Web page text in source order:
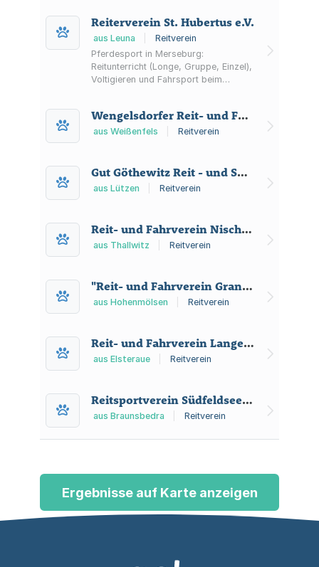
Reiterverein St. Hubertus e.V.
aus Leuna
Reitverein
Pferdesport in Merseburg:
Reitunterricht (Longe, Gruppe, Einzel),
Voltigieren und Fahrsport beim
Kinderangeboten und Kooperationen.
Wengelsdorfer Reit- und Fahrverein e.V.
aus Weißenfels Reitverein
Gut Göthewitz Reit - und Sportpferdeverein e.V.
aus Lützen Reitverein
Reit- und Fahrverein Nischwitz e.V.
aus Thallwitz Reitverein
"Reit- und Fahrverein Granschütz e.V. "
aus Hohenmölsen Reitverein
Reit- und Fahrverein Langendorf und Umgebung e.V.
aus Elsteraue Reitverein
Reitsportverein Südfeldsee e.V.
aus Braunsbedra Reitverein
Ergebnisse auf Karte anzeigen